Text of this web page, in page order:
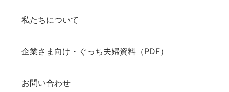
私たちについて
企業さま向け・ぐっち夫婦資料（PDF）
お問い合わせ